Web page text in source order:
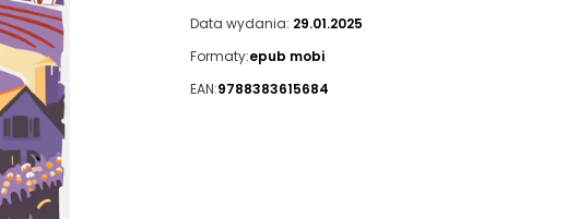
Data wydania: 29.01.2025
Formaty:epub mobi
EAN:9788383615684